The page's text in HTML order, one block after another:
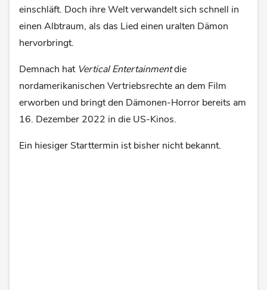
einschläft. Doch ihre Welt verwandelt sich schnell in
einen Albtraum, als das Lied einen uralten Dämon
hervorbringt.
Demnach hat Vertical Entertainmentdie
nordamerikanischen Vertriebsrechte an dem Film
erworben und bringt den Dämonen-Horror bereits am
16. Dezember 2022 in die US-Kinos.
Ein hiesiger Starttermin ist bisher nicht bekannt.